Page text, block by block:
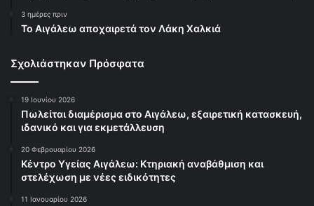
3 ημέρες πριν
Το Αιγάλεω αποχαιρετά τον Λάκη Χαλκιά
Σχολιάστηκαν Πρόσφατα
19 Ιουνίου 2026
Πωλείται διαμέρισμα στο Αιγάλεω, εξαιρετική κατασκευή,
ιδανικό και για εκμετάλλευση
20 Φεβρουαρίου 2026
Κέντρο Υγείας Αιγάλεω: Κτηριακή αναβάθμιση και
στελέχωση με νέες ειδικότητες
11 Ιανουαρίου 2026